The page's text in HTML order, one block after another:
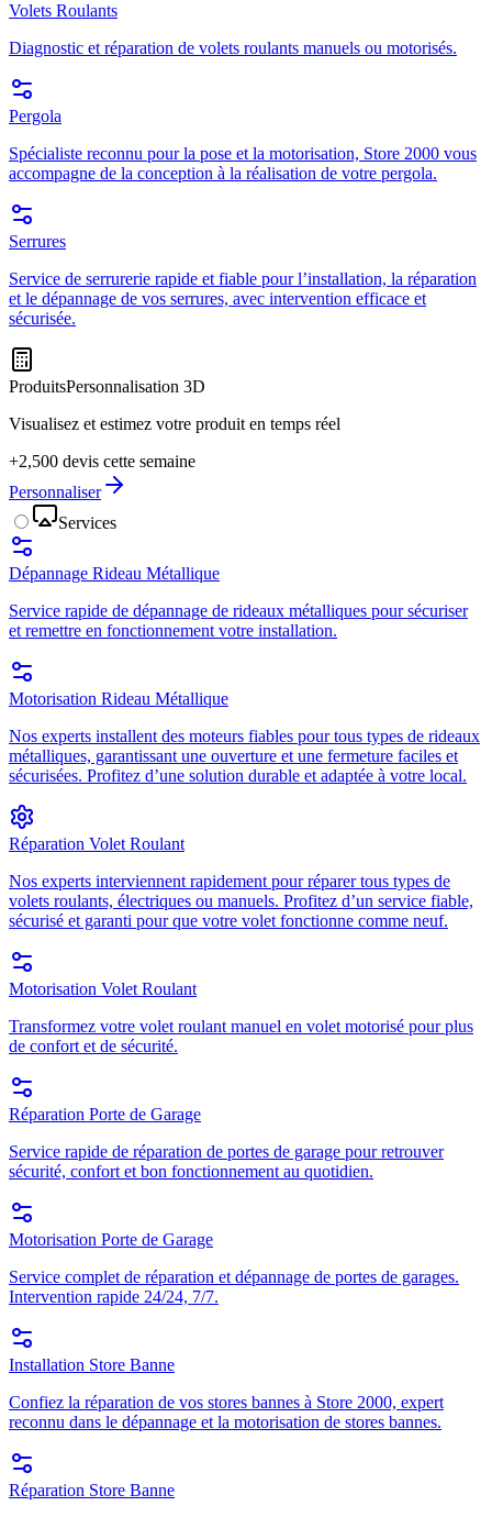
Volets Roulants
Diagnostic et réparation de volets roulants manuels ou motorisés.
Pergola
Spécialiste reconnu pour la pose et la motorisation, Store 2000 vous
accompagne de la conception à la réalisation de votre pergola.
Serrures
Service de serrurerie rapide et fiable pour l’installation, la réparation
et le dépannage de vos serrures, avec intervention efficace et
sécurisée.
ProduitsPersonnalisation 3D
Visualisez et estimez votre produit en temps réel
+2,500 devis cette semaine
Personnaliser
Services
Dépannage Rideau Métallique
Service rapide de dépannage de rideaux métalliques pour sécuriser
et remettre en fonctionnement votre installation.
Motorisation Rideau Métallique
Nos experts installent des moteurs fiables pour tous types de rideaux
métalliques, garantissant une ouverture et une fermeture faciles et
sécurisées. Profitez d’une solution durable et adaptée à votre local.
Réparation Volet Roulant
Nos experts interviennent rapidement pour réparer tous types de
volets roulants, électriques ou manuels. Profitez d’un service fiable,
sécurisé et garanti pour que votre volet fonctionne comme neuf.
Motorisation Volet Roulant
Transformez votre volet roulant manuel en volet motorisé pour plus
de confort et de sécurité.
Réparation Porte de Garage
Service rapide de réparation de portes de garage pour retrouver
sécurité, confort et bon fonctionnement au quotidien.
Motorisation Porte de Garage
Service complet de réparation et dépannage de portes de garages.
Intervention rapide 24/24, 7/7.
Installation Store Banne
Confiez la réparation de vos stores bannes à Store 2000, expert
reconnu dans le dépannage et la motorisation de stores bannes.
Réparation Store Banne